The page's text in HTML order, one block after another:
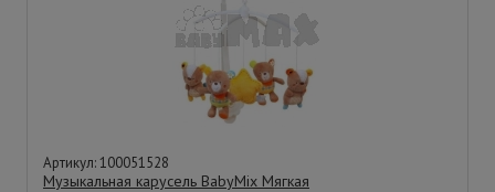
Артикул: 100051528
Музыкальная карусель BabyMix Мягкая